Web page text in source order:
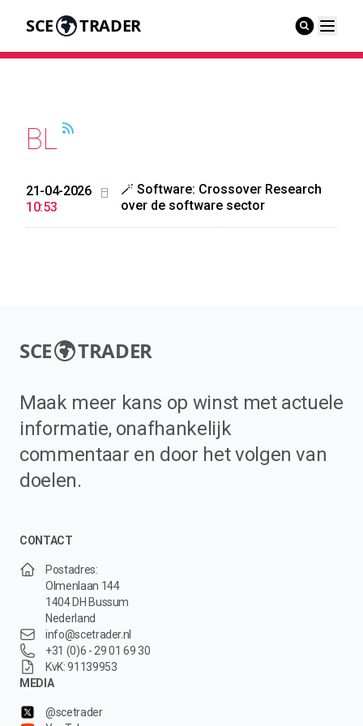
SCE TRADER
BL
21-04-2026
10:53
🪄 Software: Crossover Research
over de software sector
SCE TRADER
Maak meer kans op winst met actuele
informatie, onafhankelijk
commentaar en door het volgen van
doelen.
CONTACT
Postadres:
Olmenlaan 144
1404 DH Bussum
Nederland
info@scetrader.nl
+31 (0)6 - 29 01 69 30
KvK: 91139953
MEDIA
@scetrader